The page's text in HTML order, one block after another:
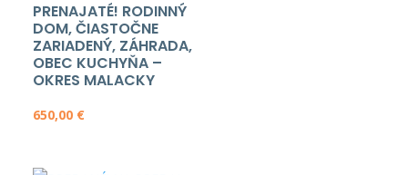
PRENAJATÉ! RODINNÝ
DOM, ČIASTOČNE
ZARIADENÝ, ZÁHRADA,
OBEC KUCHYŇA –
OKRES MALACKY
650,00 €